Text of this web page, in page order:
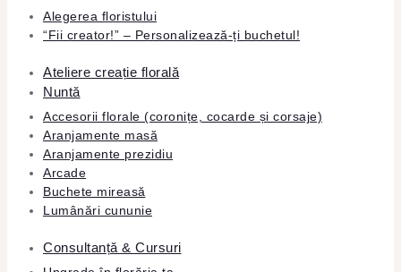
Alegerea floristului
“Fii creator!” – Personalizează-ți buchetul!
Ateliere creație florală
Nuntă
Accesorii florale (coronițe, cocarde și corsaje)
Aranjamente masă
Aranjamente prezidiu
Arcade
Buchete mireasă
Lumânări cununie
Consultanță & Cursuri